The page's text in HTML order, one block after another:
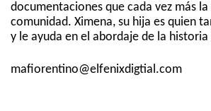
documentaciones que cada vez más
comunidad. Ximena, su hija es quien
y le ayuda en el abordaje de la
mafiorentino@elfenixdigtial.com